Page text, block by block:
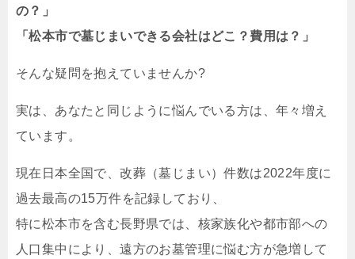
の？」
「松本市で墓じまいできる会社はどこ？費用は？」
そんな疑問を抱えていませんか?
実は、あなたと同じように悩んでいる方は、年々増え
ています。
現在日本全国で、改葬（墓じまい）件数は2022年度に
過去最高の15万件を記録しており、
特に松本市を含む長野県では、核家族化や都市部への
人口集中により、遠方のお墓管理に悩む方が急増して